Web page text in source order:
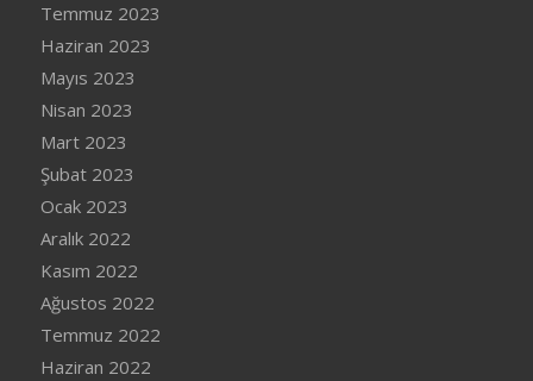
Temmuz 2023
Haziran 2023
Mayıs 2023
Nisan 2023
Mart 2023
Şubat 2023
Ocak 2023
Aralık 2022
Kasım 2022
Ağustos 2022
Temmuz 2022
Haziran 2022